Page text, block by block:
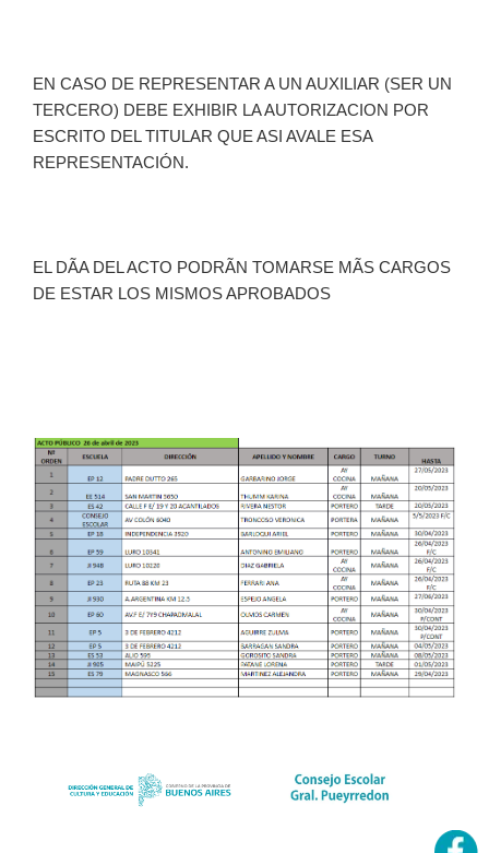
EN CASO DE REPRESENTAR A UN AUXILIAR (SER UN
TERCERO) DEBE EXHIBIR LA AUTORIZACION POR
ESCRITO DEL TITULAR QUE ASI AVALE ESA
REPRESENTACIÓN.
EL DÃA DEL ACTO PODRÃN TOMARSE MÃS CARGOS
DE ESTAR LOS MISMOS APROBADOS